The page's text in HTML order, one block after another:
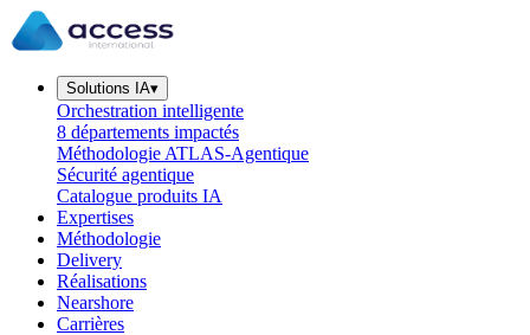
Solutions IA▾
Orchestration intelligente
8 départements impactés
Méthodologie ATLAS-Agentique
Sécurité agentique
Catalogue produits IA
Expertises
Méthodologie
Delivery
Réalisations
Nearshore
Carrières